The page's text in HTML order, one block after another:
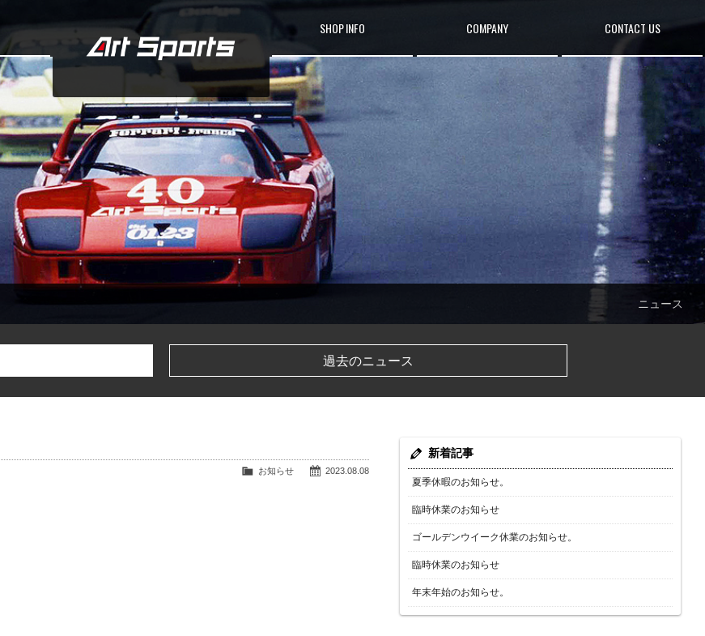
SHOP INFO COMPANY CONTACT US
ニュース
過去のニュース
2023.08.08
お知らせ
新着記事
夏季休暇のお知らせ。
臨時休業のお知らせ
ゴールデンウイーク休業のお知らせ。
臨時休業のお知らせ
年末年始のお知らせ。